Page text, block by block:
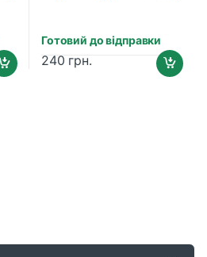
Готовий до відправки
240 грн.